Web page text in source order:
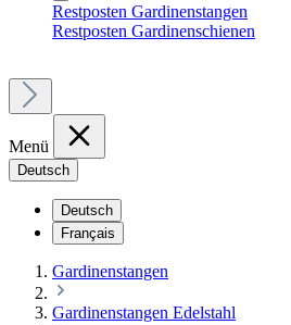
Restposten Gardinenstangen
Restposten Gardinenschienen
Menü
Deutsch
Deutsch
Français
Gardinenstangen
Gardinenstangen Edelstahl